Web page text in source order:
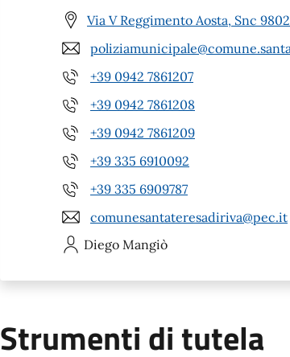
Via V Reggimento Aosta, Snc
+39 0942 7861207
+39 0942 7861208
+39 0942 7861209
+39 335 6910092
+39 335 6909787
comunesantateresadiriva@pec.it
Diego Mangiò
Strumenti di tutela